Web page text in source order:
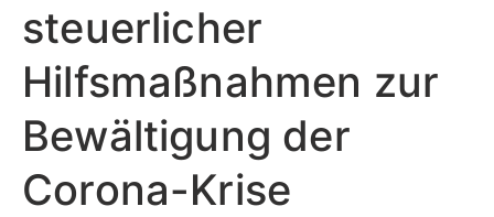
steuerlicher
Hilfsmaßnahmen zur
Bewältigung der
Corona-Krise